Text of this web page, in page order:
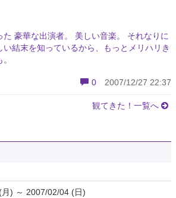
た 豪華な出演者。 美しい音楽。 それなりに
結末を知っているから、もっとメリハリき
0 2007/12/27 22:37
観てきた！一覧へ
) ～ 2007/02/04 (日)